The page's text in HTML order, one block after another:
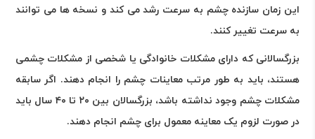
این زمان سازنده چشم به سرعت رشد می کند و نسخه ها می توانند
به سرعت تغییر کنند.
بزرگسالانی که دارای مشکلات خانوادگی یا شخصی از مشکلات چشمی
هستند، باید به طور مرتب معاینات چشم را انجام دهند. اگر سابقه
مشکلات چشم وجود نداشته باشد، بزرگسالان بین ۲۰ تا ۴۰ سال باید
در صورت لزوم یک معاینه معمول برای چشم انجام دهند.